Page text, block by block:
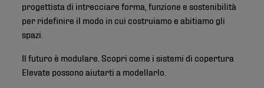
progettista di intrecciare forma, funzione e sostenibilità
per ridefinire il modo in cui costruiamo e abitiamo gli
spazi.
Il futuro è modulare. Scopri come i sistemi di copertura
Elevate possono aiutarti a modellarlo.